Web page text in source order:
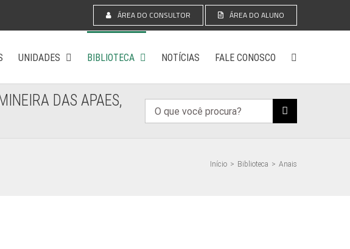
ÁREA DO CONSULTOR ÁREA DO ALUNO
UNIDADES BIBLIOTECA NOTÍCIAS FALE CONOSCO
DAS APAES,
Buscar
resultados
Início > Biblioteca > Anais